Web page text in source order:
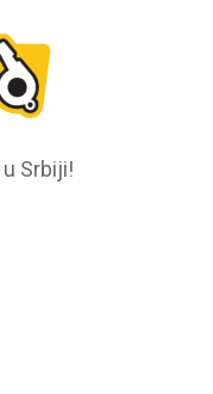
Srbiji!